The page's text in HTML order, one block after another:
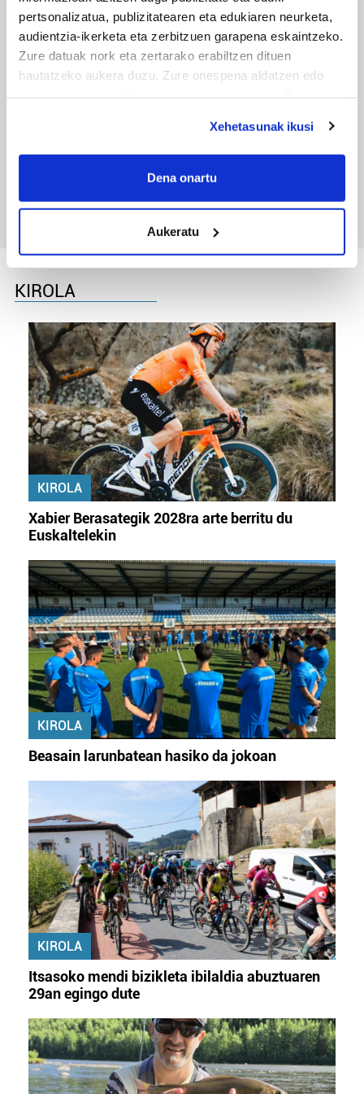
pertsonalizatua, publizitatearen eta edukiaren neurketa,
audientzia-ikerketa eta zerbitzuen garapena eskaintzeko.
Zure datuak nork eta zertarako erabiltzen dituen
hautatzeko aukera duzu. Zure onespena aldatzen edo
If you allow, we would also like to:
Collect information about your geographical
meters
Identify your device by actively scanning it for
specific characteristics (fingerprinting)
and set your preferences in the
Guk eta gure bazkideek zure datu pertsonalak
prozesatzen ditugu, zure IP zenbakia, besteak beste,
teknologia erabiliz, cookieak adibidez, iragarki eta eduki
pertsonalizatuak eskaintzeko, iragarkiak eta edukia
neurtzeko, jendeari buruzko informazioa biltzeko eta
produktuak garatzeko. Zure datuak nork eta zertarako
erabiltzen dituen hauta dezakezu.
Bazkide batzuek ez dizute baimenik eskatzen, eta beren
interes komertzial legitimoetan babesten dira. Ikusi gure
bazkideen zerrenda, beren ustez zein helburutarako
dezakezun ikusteko.
Lortu zure datu pertsonalak prozesatzeko moduari
buruzko informazio gehiago eta ezarri zure lehentasunak
datuen atalean. Edozein unetan alda edo ken dezakezu
zure baimena Cookieen adierazpenean.
Webgune honek cookie propioak eta hirugarrenen cookie-
fitxategiak erabiltzen ditu. Zure esperientzia eta
baliatzen gara. Ohar hau onartuz gero, teknologia hori
erabiltzeko baimen esplizitua ematen diguzu.Gehiago
Xehetasunak ikusi
Dena onartu
Aukeratu
Tourreko goierritarrak
KIROLA
KIROLA
Xabier Berasategik 2028ra arte berritu du
Euskaltelekin
KIROLA
Beasain larunbatean hasiko da jokoan
KIROLA
Itsasoko mendi bizikleta ibilaldia abuztuaren
29an egingo dute